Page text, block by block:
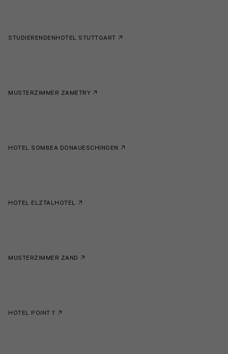
STUDIERENDENHOTEL STUTTGART
MUSTERZIMMER ZAMETRY
HOTEL SOMBEA DONAUESCHINGEN
HOTEL ELZTALHOTEL
MUSTERZIMMER ZAND
HOTEL POINT 7